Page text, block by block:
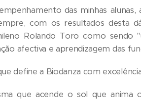
das minhas alunas,
com os resultados desta
Rolando Toro como sendo
afectiva e aprendizagem das
define a Biodanza com
que acende o sol que anima